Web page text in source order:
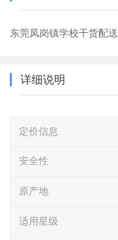
东莞凤岗镇学校干货配送
详细说明
定价信息
安全性
原产地
适用星级